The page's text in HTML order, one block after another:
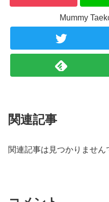
Mummy
関連記事
関連記事は見つかりません